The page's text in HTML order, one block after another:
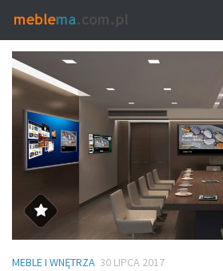
MONTHLY ARCHIVE:
MEBLE I WNĘTRZA 30 LIPCA 2017